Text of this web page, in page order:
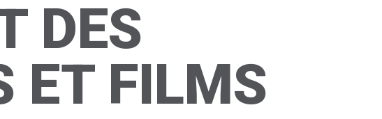
DES
ET FILMS